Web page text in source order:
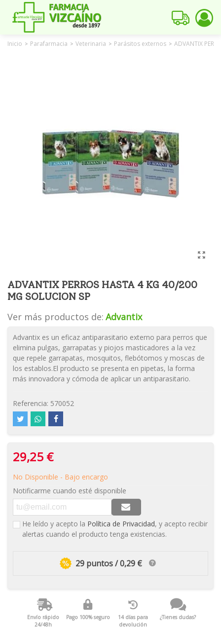
Inicio > Parafarmacia > Veterinaria > Parásitos externos > ADVANTIX
ADVANTIX PERROS HASTA 4 KG 40/200
MG SOLUCION SP
Ver más productos de: Advantix
Advantix es un eficaz antiparasitario externo para perros que
elimina pulgas, garrapatas y piojos masticadores a la vez
que repele garrapatas, mosquitos, flebótomos y moscas de
los establos.El producto se presenta en pipetas, la forma
más innovadora y cómoda de aplicar un antiparasitario.
Referencia: 570052
29,25 €
No Disponible - Bajo encargo
Notificarme cuando esté disponible
He leído y acepto la Política de Privacidad, y acepto recibir
alertas cuando el producto tenga existencias.
29 puntos / 0,29 €
Envío rápido
24/48h
Pago 100% seguro
14 días para
devolución
¿Tienes dudas?